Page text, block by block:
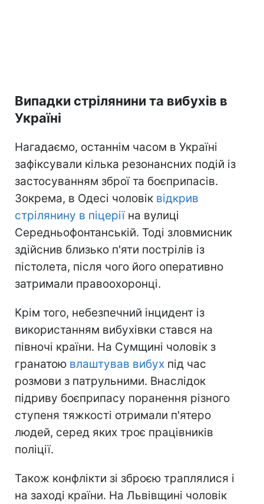
Випадки стрілянини та вибухів в
Україні
Нагадаємо, останнім часом в Україні
зафіксували кілька резонансних подій із
застосуванням зброї та боєприпасів.
Зокрема, в Одесі чоловік відкрив
стрілянину в піцеріїна вулиці
Середньофонтанській. Тоді зловмисник
здійснив близько п'яти пострілів із
пістолета, після чого його оперативно
затримали правоохоронці.
Крім того, небезпечний інцидент із
використанням вибухівки стався на
півночі країни. На Сумщині чоловік з
гранатою влаштував вибух під час
розмови з патрульними. Внаслідок
підриву боєприпасу поранення різного
ступеня тяжкості отримали п'ятеро
людей, серед яких троє працівників
поліції.
Також конфлікти зі зброєю траплялися і
на заході країни. На Львівщині чоловік